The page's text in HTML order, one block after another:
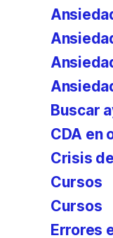
Buscar
CDA en
Crisis
Cursos
Cursos
Errores